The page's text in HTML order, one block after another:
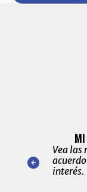
nuestro
para
Vea las
interés.